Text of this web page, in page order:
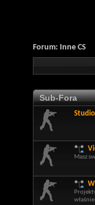
Forum: Inne CS
Sub-Fora
Studio
Masz
właśnie